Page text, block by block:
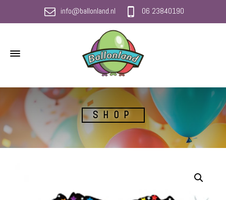
info@ballonland.nl 06 23840190
SHOP